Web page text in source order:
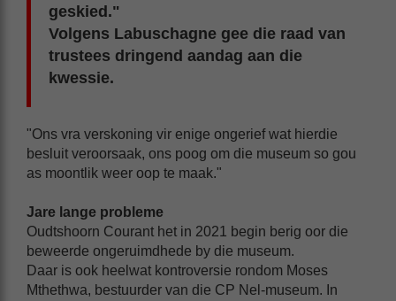
geskied."
Volgens Labuschagne gee die raad van
trustees dringend aandag aan die
kwessie.
"Ons vra verskoning vir enige ongerief wat hierdie
besluit veroorsaak, ons poog om die museum so gou
as moontlik weer oop te maak."
Jare lange probleme
Oudtshoorn Courant het in 2021 begin berig oor die
beweerde ongeruimdhede by die museum.
Daar is ook heelwat kontroversie rondom Moses
Mthethwa, bestuurder van die CP Nel-museum. In